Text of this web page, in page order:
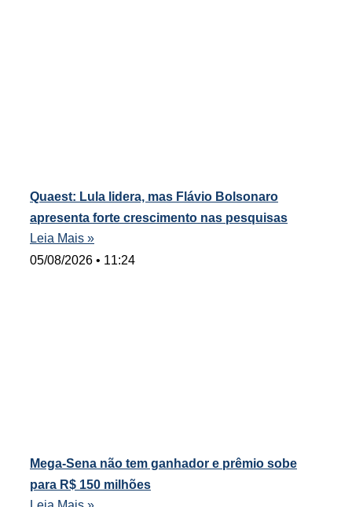
Quaest: Lula lidera, mas Flávio Bolsonaro
apresenta forte crescimento nas pesquisas
Leia Mais »
05/08/2026
11:24
Mega-Sena não tem ganhador e prêmio sobe
para R$ 150 milhões